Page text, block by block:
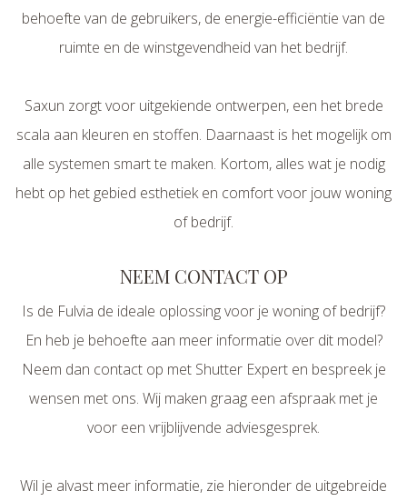
behoefte van de gebruikers, de energie-efficiëntie van de
ruimte en de winstgevendheid van het bedrijf.
Saxun zorgt voor uitgekiende ontwerpen, een het brede
scala aan kleuren en stoffen. Daarnaast is het mogelijk om
alle systemen smart te maken. Kortom, alles wat je nodig
hebt op het gebied esthetiek en comfort voor jouw woning
of bedrijf.
NEEM CONTACT OP
Is de Fulvia de ideale oplossing voor je woning of bedrijf?
En heb je behoefte aan meer informatie over dit model?
Neem dan contact op met Shutter Expert en bespreek je
wensen met ons. Wij maken graag een afspraak met je
voor een vrijblijvende adviesgesprek.
Wil je alvast meer informatie, zie hieronder de uitgebreide